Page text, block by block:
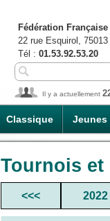
Classique Jeunes
Fédération
22 rue Esquirol,
Tél : 01.53.92.53.20
Il y a actuellement
Tournois
<<< 2022